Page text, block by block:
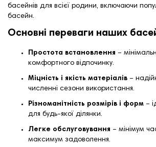
басейнів для всієї родини, включаючи
басейн.
Основні переваги наших
Простота встановлення –
комфортного відпочинку.
Міцність і якість матеріалів –
численні сезони використання.
Різноманітність розмірів і форм –
для будь-якої ділянки.
Легке обслуговування – мінімум
максимум задоволення.